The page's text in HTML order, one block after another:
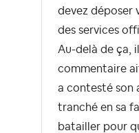
devez déposer
des services
Au-delà de ça,
commentaire
a contesté son
tranché en sa
batailler pour